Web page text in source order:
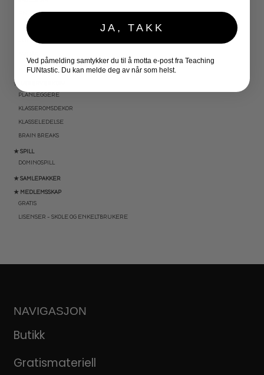
FN-DAGEN
HALLOWEEN
UTESKOLE AKTIVITETER
★ LÆRERVERKTØY
PLANLEGGERE
KLASSEROMSDEKOR
KLASSELEDELSE
BRAIN BREAKS
★ SPILL
DOMINOSPILL
★ SAMLEPAKKER
★ MEDLEMSSKAP
GRATIS
LISENSER – SKOLE OG ENKELTBRUKERE
NAVIGASJON
Butikk
Gratismateriell
JA, TAKK
Ved påmelding samtykker du til å motta e-post fra Teaching
FUNtastic. Du kan melde deg av når som helst.